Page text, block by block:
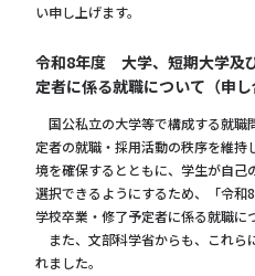
い申し上げます。
令和8年度 大学、短期大学及
定者に係る就職について（申し
国公私立の大学等で構成する就職
定者の就職・採用活動の秩序を維
境を確保するとともに、学生が自己
選択できるようにするため、「令和
学校卒業・修了予定者に係る就職に
また、文部科学省からも、これら
れました。